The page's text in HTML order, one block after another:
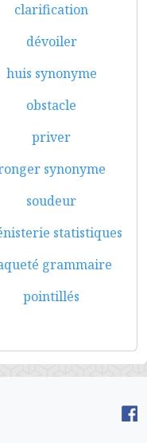
clarification
dévoiler
huis synonyme
obstacle
priver
synonyme
soudeur
statistiques
grammaire
pointillés